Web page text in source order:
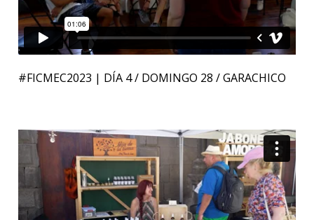
#FICMEC2023 | DÍA 4 / DOMINGO 28 / GARACHICO